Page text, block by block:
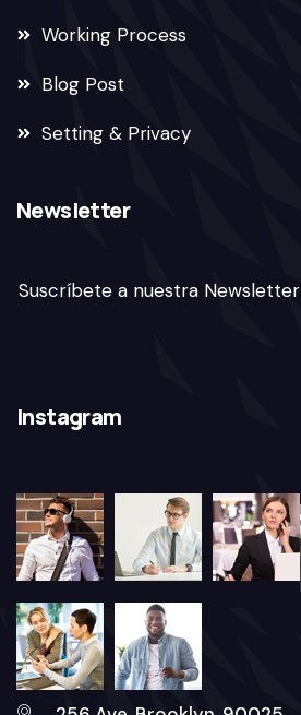
Working Process
Blog Post
Setting & Privacy
Newsletter
Suscríbete a nuestra Newsletter
Instagram